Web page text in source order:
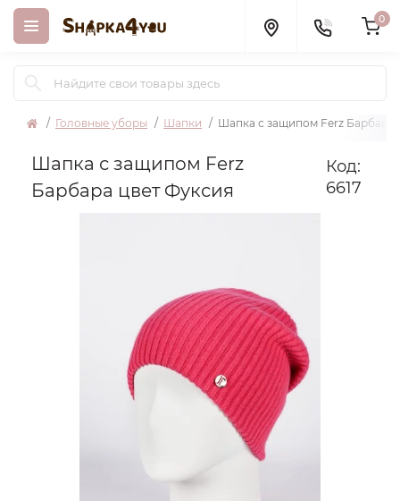
0
Головные уборы Шапки Шапка с защипом Ferz Барбара
Шапка с защипом Ferz
Барбара цвет Фуксия
Код:
6617